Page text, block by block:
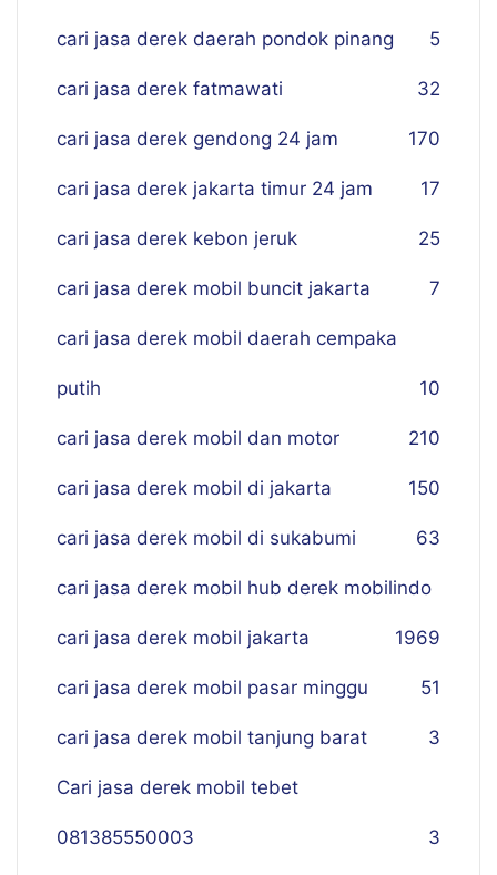
cari jasa derek daerah pondok pinang 5
cari jasa derek fatmawati 32
cari jasa derek gendong 24 jam 170
cari jasa derek jakarta timur 24 jam 17
cari jasa derek kebon jeruk 25
cari jasa derek mobil buncit jakarta 7
cari jasa derek mobil daerah cempaka
putih 10
cari jasa derek mobil dan motor 210
cari jasa derek mobil di jakarta 150
cari jasa derek mobil di sukabumi 63
cari jasa derek mobil hub derek mobilindo
69
cari jasa derek mobil jakarta 19
cari jasa derek mobil pasar minggu 51
cari jasa derek mobil tanjung barat 3
Cari jasa derek mobil tebet
081385550003 3